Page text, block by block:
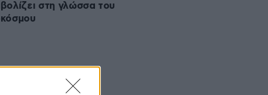
στη γλώσσα του